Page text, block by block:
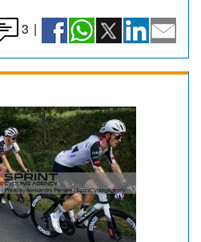
3 |